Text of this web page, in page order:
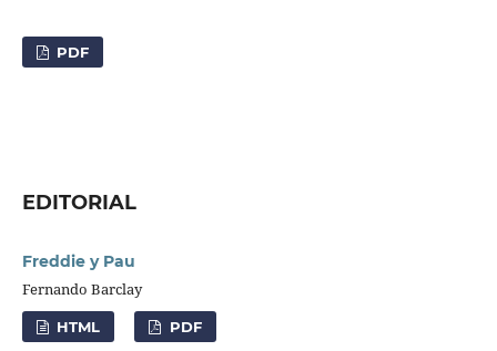
PDF
EDITORIAL
Freddie y Pau
Fernando Barclay
HTML PDF